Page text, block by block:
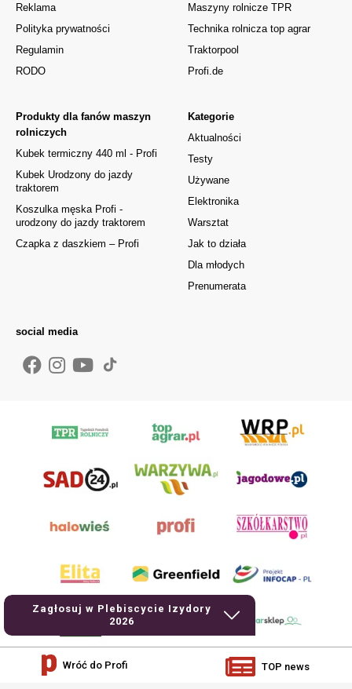
Zagłosuj w Plebiscycie Izydory
2026
Reklama
Polityka prywatności
Regulamin
RODO
Kategorie
Aktualności
Testy
Używane
Elektronika
Warsztat
Jak to działa
Dla młodych
Prenumerata
Produkty dla fanów maszyn
rolniczych
Kubek termiczny 440 ml - Profi
Kubek Urodzony do jazdy
traktorem
Koszulka męska Profi -
urodzony do jazdy traktorem
Czapka z daszkiem – Profi
Maszyny rolnicze TPR
Technika rolnicza top agrar
Traktorpool
Profi.de
social media
Wróć do Profi TOP news